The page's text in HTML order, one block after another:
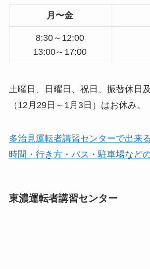
月〜金
8:30～12:00
13:00～17:00
土曜日、日曜日、祝日、振替休日
（12月29日～1月3日）はお休み。
多治見運転者講習センターで出来
時間・行き方・バス・駐車場など
東濃運転者講習センター